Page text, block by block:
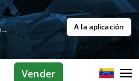
Gratis en la tienda de aplicaciones A la aplicación
Vender